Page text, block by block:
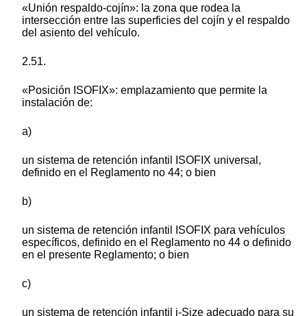
«Unión respaldo-cojín»: la zona que rodea la
intersección entre las superficies del cojín y el respaldo
del asiento del vehículo.
2.51.
«Posición ISOFIX»: emplazamiento que permite la
instalación de:
a)
un sistema de retención infantil ISOFIX universal,
definido en el Reglamento no 44; o bien
b)
un sistema de retención infantil ISOFIX para vehículos
específicos, definido en el Reglamento no 44 o definido
en el presente Reglamento; o bien
c)
un sistema de retención infantil i-Size adecuado para su